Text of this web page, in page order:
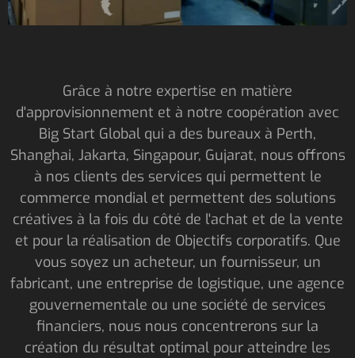
Grâce à notre expertise en matière
d'approvisionnement et à notre coopération avec
Big Start Global qui a des bureaux à Perth,
Shanghai, Jakarta, Singapour, Gujarat, nous offrons
à nos clients des services qui permettent le
commerce mondial et permettent des solutions
créatives à la fois du côté de l'achat et de la vente
et pour la réalisation de Objectifs corporatifs. Que
vous soyez un acheteur, un fournisseur, un
fabricant, une entreprise de logistique, une agence
gouvernementale ou une société de services
financiers, nous nous concentrerons sur la
création du résultat optimal pour atteindre les